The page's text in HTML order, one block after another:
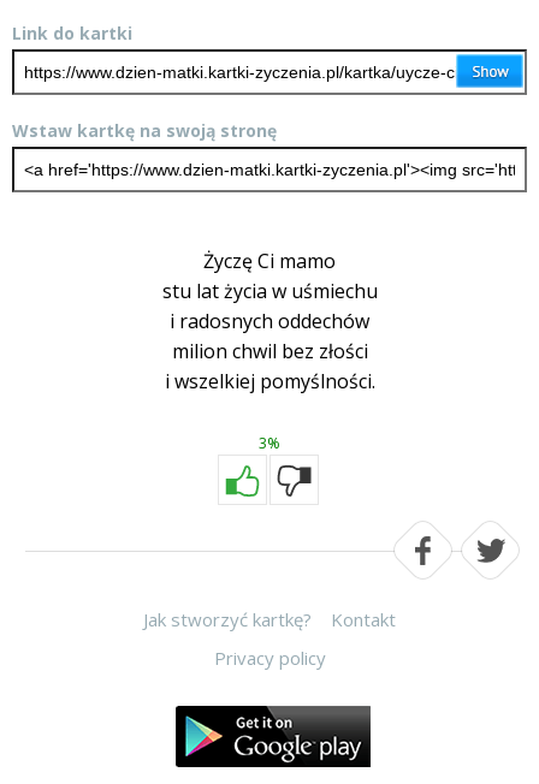
Link do kartki
Wstaw kartkę na swoją stronę
Życzę Ci mamo
stu lat życia w uśmiechu
i radosnych oddechów
milion chwil bez złości
i wszelkiej pomyślności.
3%
Jak stworzyć kartkę?
Kontakt
Privacy policy